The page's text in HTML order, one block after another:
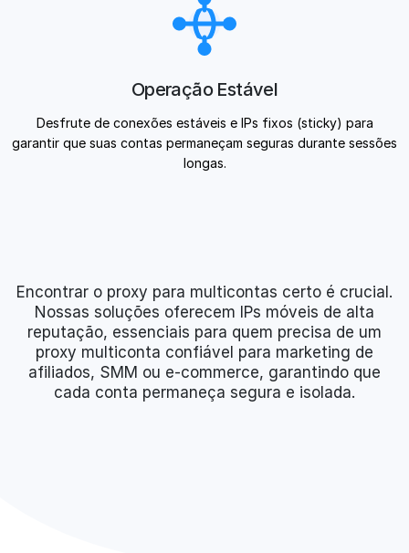
Operação Estável
Desfrute de conexões estáveis e IPs fixos (sticky) para
garantir que suas contas permaneçam seguras durante sessões
longas.
Encontrar o proxy para multicontas certo é crucial.
Nossas soluções oferecem IPs móveis de alta
reputação, essenciais para quem precisa de um
proxy multiconta confiável para marketing de
afiliados, SMM ou e-commerce, garantindo que
cada conta permaneça segura e isolada.